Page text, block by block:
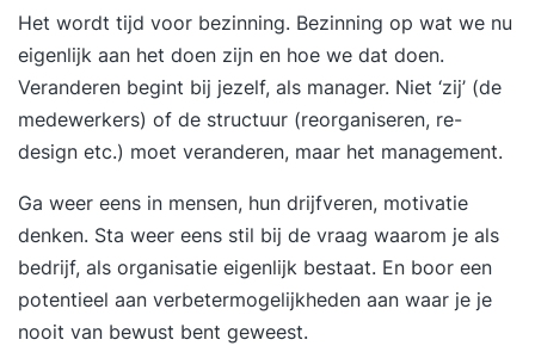
het creatief denken creatieve denktechnieken
om denkpatronen te doorbreken de juiste
mindset en voorwaarden om ideeën te laten
groeien of om zeep te helpen de structuur van
een creatief denkproces hoe je van een ‘wild’ idee
een verrassend uitvoerbaar idee maakt Hierdoor
krijg je krachtige tools in handen die je creatieve
denkkracht vergroten om te allen tijde op nieuwe,
originele ideeën en oplossingen te komen. Alleen
of met een team. Je ontdekt je eigen creativiteit
en hoe je deze verder kunt ontwikkelen en in kunt
Het wordt tijd voor bezinning. Bezinning op wat we nu
eigenlijk aan het doen zijn en hoe we dat doen.
Veranderen begint bij jezelf, als manager. Niet ‘zij’ (de
medewerkers) of de structuur (reorganiseren, re-
design etc.) moet veranderen, maar het management.
Ga weer eens in mensen, hun drijfveren, motivatie
denken. Sta weer eens stil bij de vraag waarom je als
bedrijf, als organisatie eigenlijk bestaat. En boor een
potentieel aan verbetermogelijkheden aan waar je je
nooit van bewust bent geweest.